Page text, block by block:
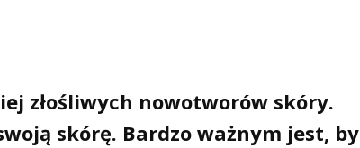
złośliwych nowotworów skóry.
skórę. Bardzo ważnym jest, by